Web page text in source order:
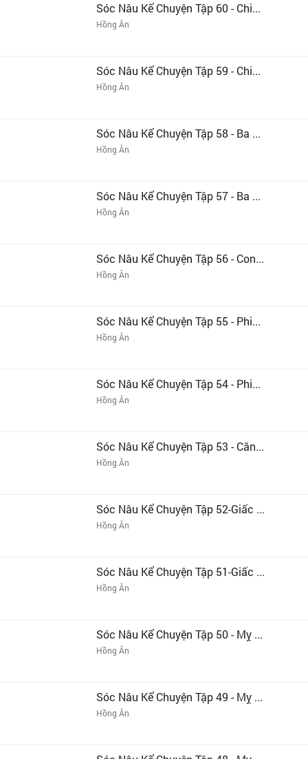
Sóc Nâu Kể Chuyện Tập 60 - Chi...
Hồng Ân
Sóc Nâu Kể Chuyện Tập 59 - Chi...
Hồng Ân
Sóc Nâu Kể Chuyện Tập 58 - Ba ...
Hồng Ân
Sóc Nâu Kể Chuyện Tập 57 - Ba ...
Hồng Ân
Sóc Nâu Kể Chuyện Tập 56 - Con...
Hồng Ân
Sóc Nâu Kể Chuyện Tập 55 - Phi...
Hồng Ân
Sóc Nâu Kể Chuyện Tập 54 - Phi...
Hồng Ân
Sóc Nâu Kể Chuyện Tập 53 - Căn...
Hồng Ân
Sóc Nâu Kể Chuyện Tập 52-Giấc ...
Hồng Ân
Sóc Nâu Kể Chuyện Tập 51-Giấc ...
Hồng Ân
Sóc Nâu Kể Chuyện Tập 50 - Mỵ ...
Hồng Ân
Sóc Nâu Kể Chuyện Tập 49 - Mỵ ...
Hồng Ân